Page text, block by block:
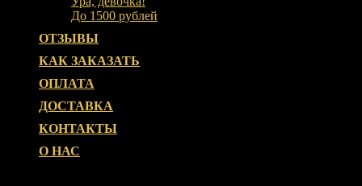
До 1500 рублей
ОТЗЫВЫ
КАК ЗАКАЗАТЬ
ОПЛАТА
ДОСТАВКА
КОНТАКТЫ
О НАС